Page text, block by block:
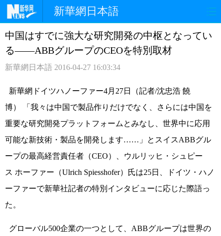
新華網日本語
ホームページ 政治 経済
観光 評論 写真
中日対訳
中国はすでに強大な研究開発の中枢となってい
る――ABBグループのCEOを特別取材
新華網日本語 2016-04-27 16:03:34
新華網ドイツハノーファー4月27日（記者/沈忠浩 饒
博）
「我々は中国で製品作りだけでなく、さらには中国を
重要な研究開発プラットフォームとみなし、世界中に応用
可能な新技術・製品を開発します……」とスイスABBグル
ープの最高経営責任者（CEO）、ウルリッヒ・シュピー
ス ホーファー（Ulrich Spiesshofer）氏は25日、ドイツ・ハノ
ーファーで新華社記者の特別インタビューに応じた際語っ
た。
グローバル500企業の一つとして、ABBグループは世界の